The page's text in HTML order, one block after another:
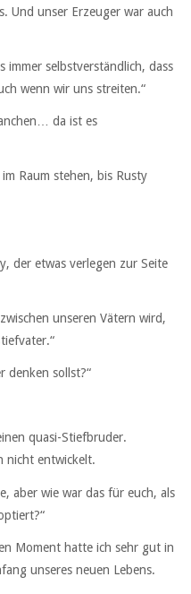
Und unser Erzeuger war auch
selbstverständlich, dass
wenn wir uns streiten.“
da ist es
Raum stehen, bis Rusty
der etwas verlegen zur Seite
unseren Vätern wird,
denken sollst?“
quasi-Stiefbruder.
nicht entwickelt.
aber wie war das für euch, als
Moment hatte ich sehr gut in
unseres neuen Lebens.